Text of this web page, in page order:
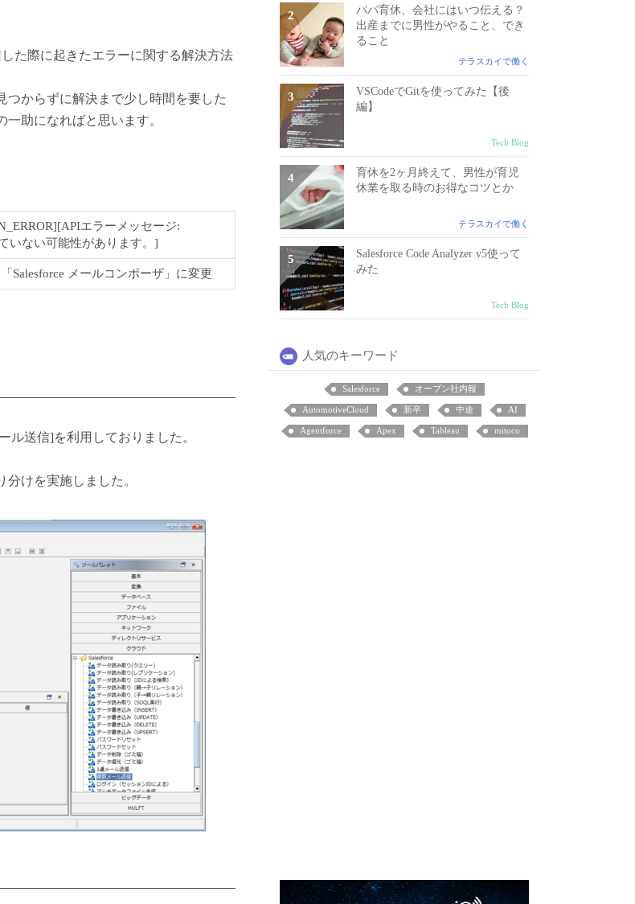
した際に起きたエラーに関する解決方法
からずに解決まで少し時間を要した
助になればと思います。
エラーメッセージ:
いない可能性があります。]
Salesforce メールコンポーザ」に変更
ル送信]を利用しておりました。
けを実施しました。
パパ育休、会社にはいつ伝える？
出産までに男性がやること、でき
ること
テラスカイで働く
VSCodeでGitを使ってみた【後
編】
Tech Blog
育休を2ヶ月終えて、男性が育児
休業を取る時のお得なコツとか
テラスカイで働く
Salesforce Code Analyzer v5使って
みた
Tech Blog
人気のキーワード
Salesforce オープン社内報
AutomotiveCloud 新卒 中途 AI
Agentforce Apex Tableau mitoco